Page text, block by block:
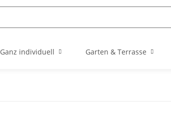
Ganz individuell Garten & Terrasse